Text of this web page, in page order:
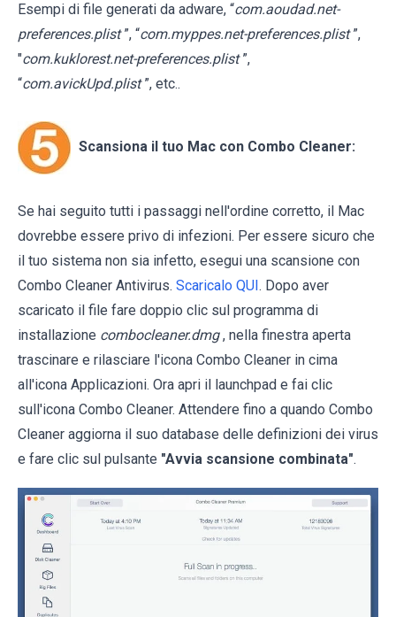
Esempi di file generati da adware, “com.aoudad.net-
preferences.plist ”, “com.myppes.net-preferences.plist ”,
"com.kuklorest.net-preferences.plist ”,
“com.avickUpd.plist ”, etc..
Scansiona il tuo Mac con Combo Cleaner:
Se hai seguito tutti i passaggi nell'ordine corretto, il Mac
dovrebbe essere privo di infezioni. Per essere sicuro che
il tuo sistema non sia infetto, esegui una scansione con
Combo Cleaner Antivirus. Scaricalo QUI . Dopo aver
scaricato il file fare doppio clic sul programma di
installazione combocleaner.dmg , nella finestra aperta
trascinare e rilasciare l'icona Combo Cleaner in cima
all'icona Applicazioni. Ora apri il launchpad e fai clic
sull'icona Combo Cleaner. Attendere fino a quando Combo
Cleaner aggiorna il suo database delle definizioni dei virus
e fare clic sul pulsante "Avvia scansione combinata".